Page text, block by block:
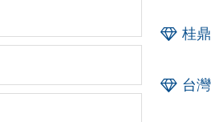
桂
台